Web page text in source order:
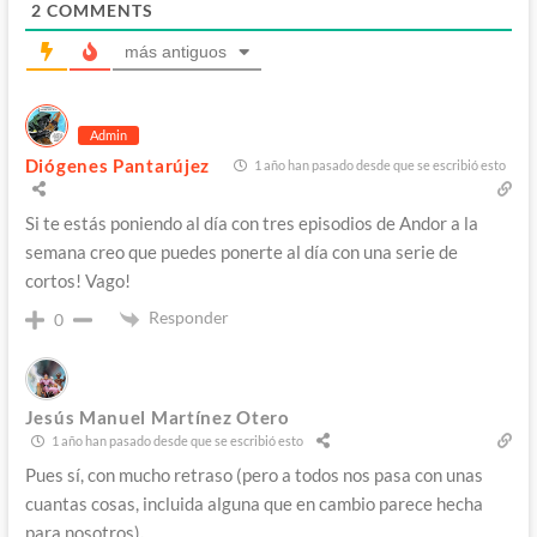
2 COMMENTS
más antiguos
Admin
Diógenes Pantarújez 1 año han pasado desde que se escribió esto
Si te estás poniendo al día con tres episodios de Andor a la
semana creo que puedes ponerte al día con una serie de
cortos! Vago!
0 Responder
Jesús Manuel Martínez Otero
1 año han pasado desde que se escribió esto
Pues sí, con mucho retraso (pero a todos nos pasa con unas
cuantas cosas, incluida alguna que en cambio parece hecha
para nosotros).